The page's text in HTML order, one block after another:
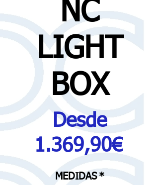
NC
LIGHT
BOX
Desde
1.369,90€
de
MEDIDAS *